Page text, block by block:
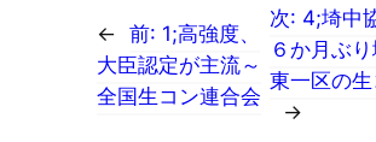
← 前: 1;高強度、
大臣認定が主流～
全国生コン連合会
次: 4;埼中
６か月ぶ
東一区の
→